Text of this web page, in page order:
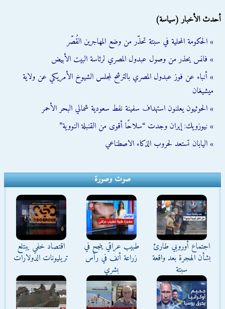
أحدث الأخبار (سياسة)
» الحكومة المحلية في سبتة تحذّر من وضع المهاجرين القُصّر
» فانس يحذر من وصول عبدول المصري لرئاسة البيت الأبيض
» أنباء عن فوز عبدول المصري بالترشح لمجلس الشيوخ الأمريكي عن ولاية
ميشيغان
» الحوثيون يعلنون استهداف سفينة نفط سعودية شمالي البحر الأحمر
» نيوزويك: إيران وجدت “سلاحًا أقوى من القنبلة النووية”
» اليابان تستعد لحروب الذكاء الاصطناعي
صوت وصورة
اجتماع أوروبي طارئ
بشأن الهجرة بعد واقعة
سبتة
طبيب عراقي ينجح في
زراعة أنف في رأس
بشري
اقتصاد خفي يبتلع
تريليونات الدولارات